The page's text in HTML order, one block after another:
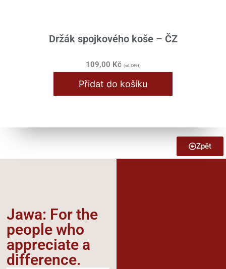
Držák spojkového koše – ČZ
109,00 Kč (vč. DPH)
Přidat do košíku
Zpět
Jawa: For the
people who
appreciate a
difference.​